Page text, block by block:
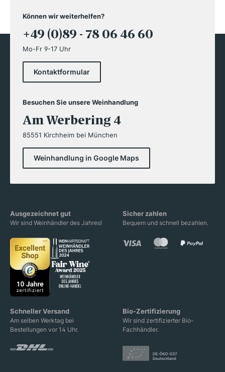
Können wir weiterhelfen?
+49 (0)89 - 78 06 46 60
Mo-Fr 9-17 Uhr
Kontaktformular
Besuchen Sie unsere Weinhandlung
Am Werbering 4
85551 Kirchheim bei München
Weinhandlung in Google Maps
Ausgezeichnet gut
Wir sind Weinhändler des Jahres!
Sicher zahlen
Bequem und schnell bezahlen.
Schneller Versand
Am selben Werktag bei
Bestellungen vor 14 Uhr.
Bio-Zertifizierung
Wir sind zertifizierter Bio-
Fachhändler.